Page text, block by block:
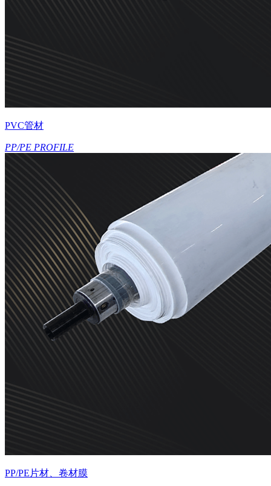
PVC管材
PP/PE PROFILE
PP/PE片材、卷材膜